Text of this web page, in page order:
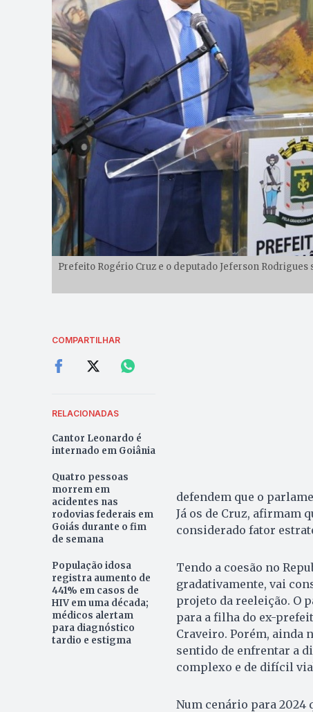
Prefeito Rogério Cruz e o deputado Jeferson
COMPARTILHAR
RELACIONADAS
Cantor Leonardo é
internado em Goiânia
Quatro pessoas
morrem em
acidentes nas
rodovias federais em
Goiás durante o fim
de semana
População idosa
registra aumento de
441% em casos de
HIV em uma década;
médicos alertam
para diagnóstico
tardio e estigma
defendem que o
Já os de Cruz, afirmam
considerado fator
Tendo a coesão no
gradativamente, vai
projeto da reeleição. O
para a filha do ex-
Craveiro. Porém, ainda
sentido de enfrentar a
complexo e de difícil
Num cenário para 2024